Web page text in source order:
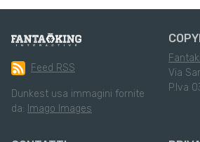
Feed RSS
Dunkest usa immagini fornite
da: Imago Images
Via
P.Iva